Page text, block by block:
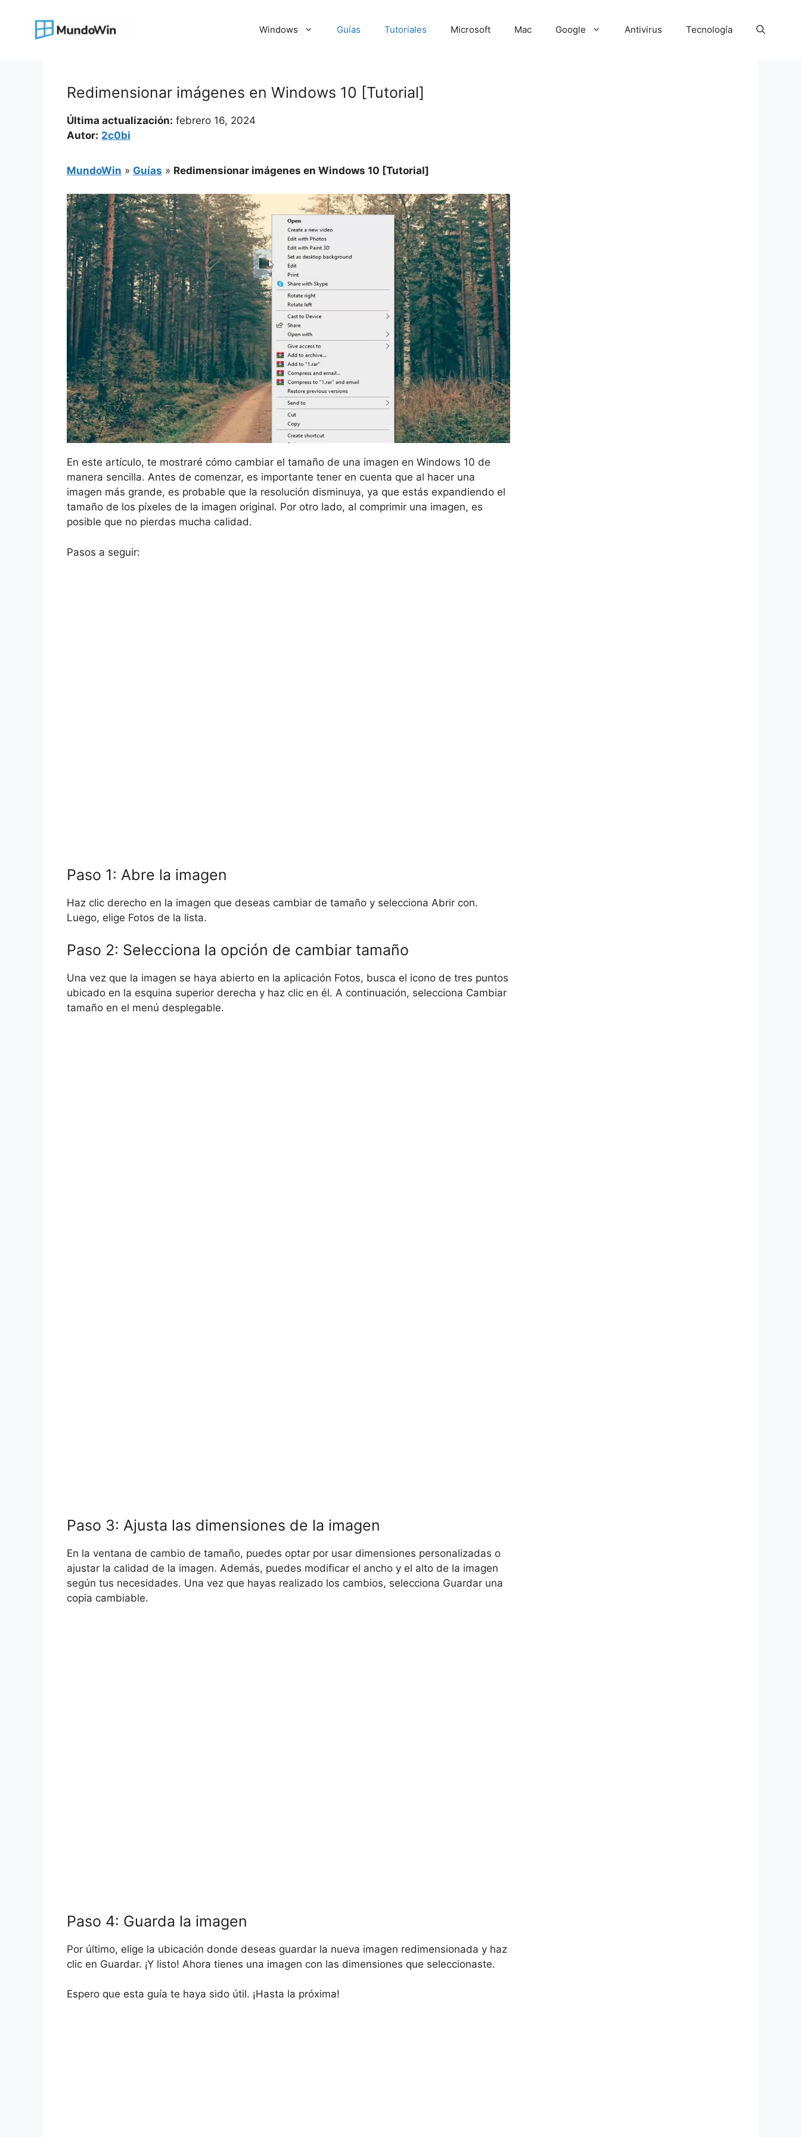
contenido
Windows Guías Tutoriales Microsoft Mac Google Antivirus Tecnología
Redimensionar imágenes en Windows 10 [Tutorial]
Última actualización: febrero 16, 2024
Autor: 2c0bi
MundoWin » Guías » Redimensionar imágenes en Windows 10 [Tutorial]
En este artículo, te mostraré cómo cambiar el tamaño de una imagen en Windows 10 de
manera sencilla. Antes de comenzar, es importante tener en cuenta que al hacer una
imagen más grande, es probable que la resolución disminuya, ya que estás expandiendo el
tamaño de los píxeles de la imagen original. Por otro lado, al comprimir una imagen, es
posible que no pierdas mucha calidad.
Pasos a seguir:
Paso 1: Abre la imagen
Haz clic derecho en la imagen que deseas cambiar de tamaño y selecciona Abrir con.
Luego, elige Fotos de la lista.
Paso 2: Selecciona la opción de cambiar tamaño
Una vez que la imagen se haya abierto en la aplicación Fotos, busca el icono de tres puntos
ubicado en la esquina superior derecha y haz clic en él. A continuación, selecciona Cambiar
tamaño en el menú desplegable.
Paso 3: Ajusta las dimensiones de la imagen
En la ventana de cambio de tamaño, puedes optar por usar dimensiones personalizadas o
ajustar la calidad de la imagen. Además, puedes modificar el ancho y el alto de la imagen
según tus necesidades. Una vez que hayas realizado los cambios, selecciona Guardar una
copia cambiable.
Paso 4: Guarda la imagen
Por último, elige la ubicación donde deseas guardar la nueva imagen redimensionada y haz
clic en Guardar. ¡Y listo! Ahora tienes una imagen con las dimensiones que seleccionaste.
Espero que esta guía te haya sido útil. ¡Hasta la próxima!